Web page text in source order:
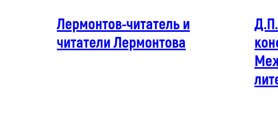
Лермонтов-читатель и
читатели Лермонтова